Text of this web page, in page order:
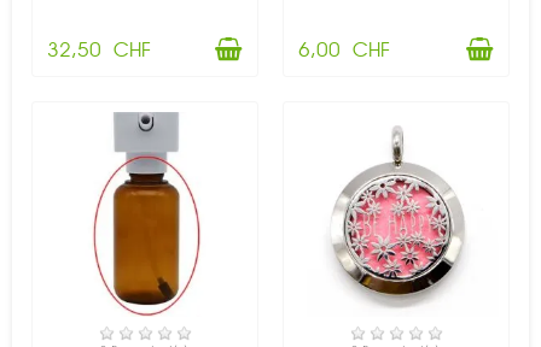
32,50 CHF 6,00 CHF
DISPONIBILE DISPONIBILE